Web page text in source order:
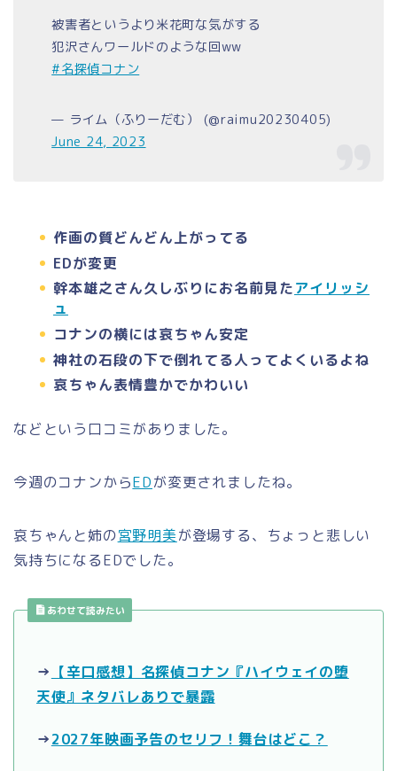
被害者というより米花町な気がする
犯沢さんワールドのような回ww
#名探偵コナン
— ライム（ふりーだむ） (@raimu20230405)
June 24, 2023
作画の質どんどん上がってる
EDが変更
幹本雄之さん久しぶりにお名前見たアイリッシ
ュ
コナンの横には哀ちゃん安定
神社の石段の下で倒れてる人ってよくいるよね
哀ちゃん表情豊かでかわいい
などという口コミがありました。
今週のコナンからEDが変更されましたね。
哀ちゃんと姉の宮野明美が登場する、ちょっと悲しい
気持ちになるEDでした。
あわせて読みたい
→ 【辛口感想】名探偵コナン『ハイウェイの堕
天使』ネタバレありで暴露
→2027年映画予告のセリフ！舞台はどこ？